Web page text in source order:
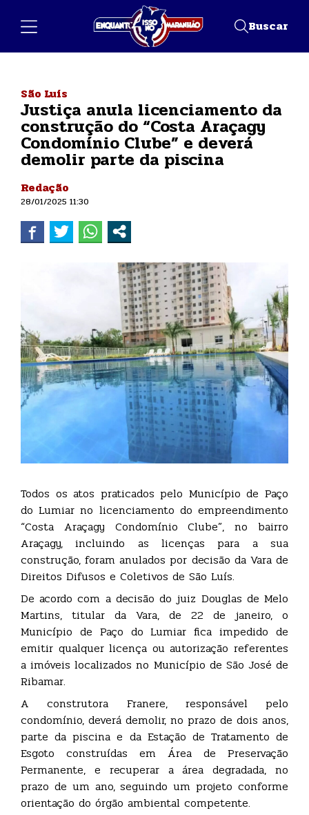
Buscar
São Luís
Justiça anula licenciamento da
construção do “Costa Araçagy
Condomínio Clube” e deverá
demolir parte da piscina
Redação
28/01/2025 11:30
Todos os atos praticados pelo Município de Paço
do Lumiar no licenciamento do empreendimento
“Costa Araçagy Condomínio Clube”, no bairro
Araçagy, incluindo as licenças para a sua
construção, foram anulados por decisão da Vara de
Direitos Difusos e Coletivos de São Luís.
De acordo com a decisão do juiz Douglas de Melo
Martins, titular da Vara, de 22 de janeiro, o
Município de Paço do Lumiar fica impedido de
emitir qualquer licença ou autorização referentes
a imóveis localizados no Município de São José de
Ribamar.
A construtora Franere, responsável pelo
condomínio, deverá demolir, no prazo de dois anos,
parte da piscina e da Estação de Tratamento de
Esgoto construídas em Área de Preservação
Permanente, e recuperar a área degradada, no
prazo de um ano, seguindo um projeto conforme
orientação do órgão ambiental competente.